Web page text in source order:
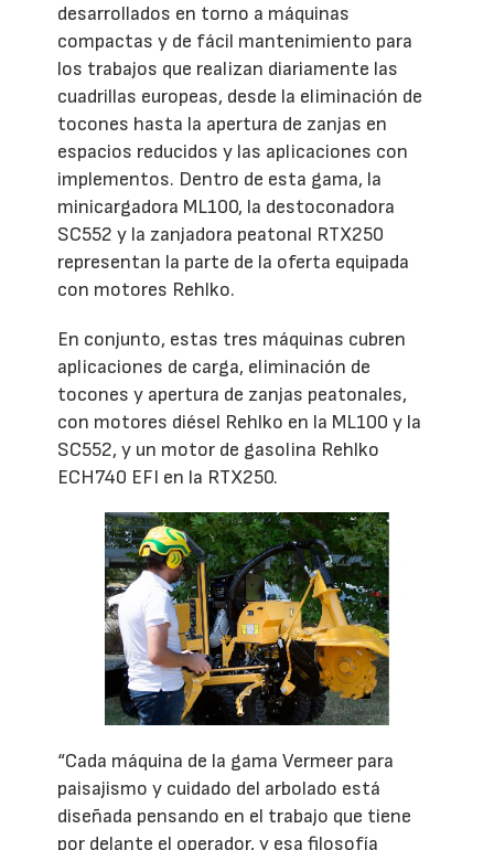
desarrollados en torno a máquinas
compactas y de fácil mantenimiento para
los trabajos que realizan diariamente las
cuadrillas europeas, desde la eliminación de
tocones hasta la apertura de zanjas en
espacios reducidos y las aplicaciones con
implementos. Dentro de esta gama, la
minicargadora ML100, la destoconadora
SC552 y la zanjadora peatonal RTX250
representan la parte de la oferta equipada
con motores Rehlko.
En conjunto, estas tres máquinas cubren
aplicaciones de carga, eliminación de
tocones y apertura de zanjas peatonales,
con motores diésel Rehlko en la ML100 y la
SC552, y un motor de gasolina Rehlko
ECH740 EFI en la RTX250.
“Cada máquina de la gama Vermeer para
paisajismo y cuidado del arbolado está
diseñada pensando en el trabajo que tiene
por delante el operador, y esa filosofía